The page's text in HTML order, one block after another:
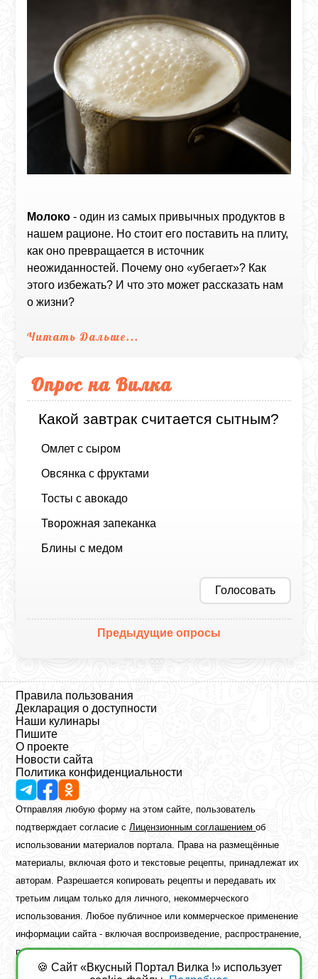
Молоко - один из самых привычных продуктов в
нашем рационе. Но стоит его поставить на плиту,
как оно превращается в источник
неожиданностей. Почему оно «убегает»? Как
этого избежать? И что это может рассказать нам
о жизни?
Читать Дальше...
Опрос на Вилка
Какой завтрак считается сытным?
Омлет с сыром
Овсянка с фруктами
Тосты с авокадо
Творожная запеканка
Блины с медом
Голосовать
Предыдущие опросы
Правила пользования
Декларация о доступности
Наши кулинары
Пишите
О проекте
Новости сайта
Политика конфиденциальности
Отправляя любую форму на этом сайте, пользователь
подтверждает согласие сЛицензионным соглашениемоб
использовании материалов портала. Права на размещённые
материалы, включая фото и текстовые рецепты, принадлежат их
авторам. Разрешается копировать рецепты и передавать их
третьим лицам только для личного, некоммерческого
использования. Любое публичное или коммерческое применение
информации сайта - включая воспроизведение, распространение,
публикацию или обработку - возможно лишь при наличии
предварительного письменного разрешения правообладателя.
🍪 Сайт «Вкусный Портал Вилка !» использует